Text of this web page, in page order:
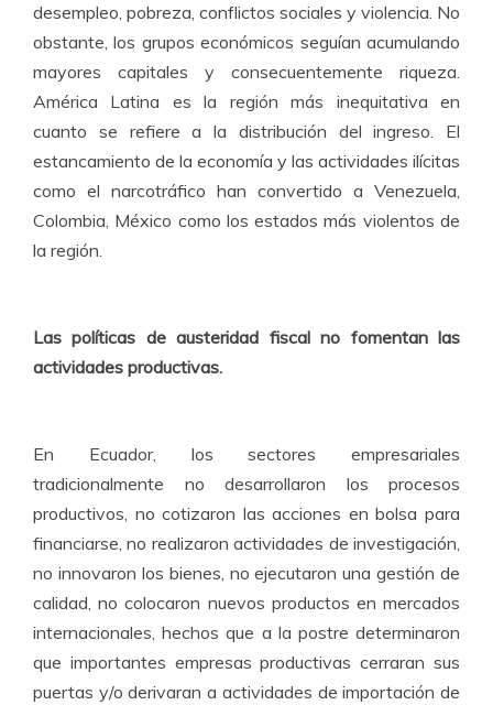
desempleo, pobreza, conflictos sociales y violencia. No
obstante, los grupos económicos seguían acumulando
mayores capitales y consecuentemente riqueza.
América Latina es la región más inequitativa en
cuanto se refiere a la distribución del ingreso. El
estancamiento de la economía y las actividades ilícitas
como el narcotráfico han convertido a Venezuela,
Colombia, México como los estados más violentos de
la región.
Las políticas de austeridad fiscal no fomentan las
actividades productivas.
En Ecuador, los sectores empresariales
tradicionalmente no desarrollaron los procesos
productivos, no cotizaron las acciones en bolsa para
financiarse, no realizaron actividades de investigación,
no innovaron los bienes, no ejecutaron una gestión de
calidad, no colocaron nuevos productos en mercados
internacionales, hechos que a la postre determinaron
que importantes empresas productivas cerraran sus
puertas y/o derivaran a actividades de importación de